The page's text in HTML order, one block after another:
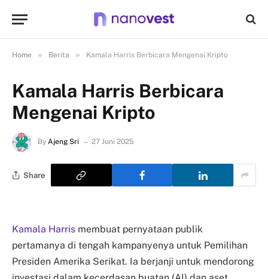
Home » Berita » Kamala Harris Berbicara Mengenai Kripto
Kamala Harris Berbicara
Mengenai Kripto
By Ajeng Sri 27 Juni 2025
Share
Kamala Harris membuat pernyataan publik
pertamanya di tengah kampanyenya untuk Pemilihan
Presiden Amerika Serikat. Ia berjanji untuk mendorong